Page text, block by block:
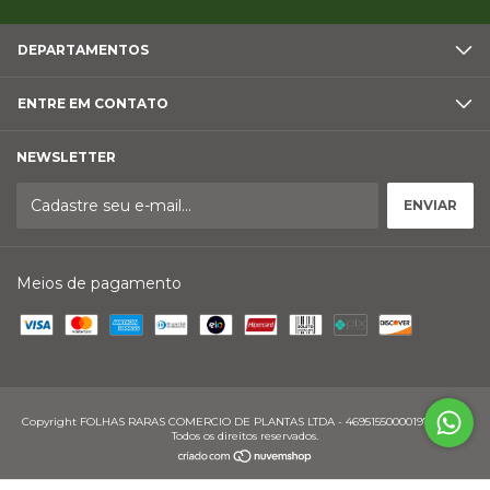
DEPARTAMENTOS
ENTRE EM CONTATO
NEWSLETTER
Meios de pagamento
Copyright FOLHAS RARAS COMERCIO DE PLANTAS LTDA - 46951550000197 - 2026.
Todos os direitos reservados.